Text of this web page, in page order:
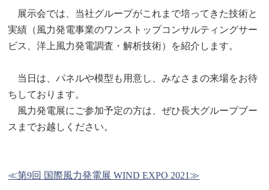
展示会では、当社グループがこれまで培ってきた技術と
実績（風力発電事業のワンストップコンサルティングサー
ビス、洋上風力発電調査・解析技術）を紹介します。
当日は、パネルや模型も用意し、みなさまの来場をお待
ちしております。
風力発電展にご参加予定の方は、ぜひ長大グループブー
スまでお越しください。
≪第9回 国際風力発電展 WIND EXPO 2021≫